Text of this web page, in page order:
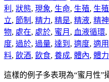
利 , 狀態, 現象, 生命, 生殖, 生
立, 節制 , 精力, 精是, 精液, 精神
物, 處在, 處於, 蜜月 , 血液循環,
度, 過於, 過量, 達到 , 適度, 適用
料, 飲酒, 飲食, 養成, 體內, 體力
這樣的例子多表現為“蜜月性